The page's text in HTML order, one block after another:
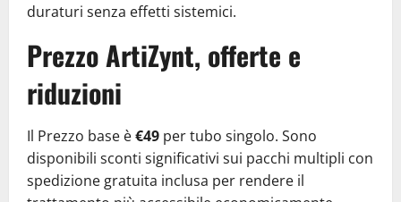
duraturi senza effetti sistemici.
Prezzo ArtiZynt, offerte e
riduzioni
Il Prezzo base è€49 per tubo singolo. Sono
disponibili sconti significativi sui pacchi multipli con
spedizione gratuita inclusa per rendere il